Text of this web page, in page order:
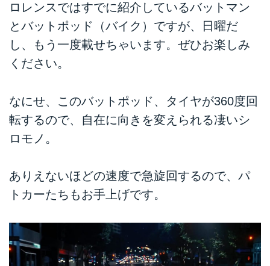
ロレンスではすでに紹介しているバットマン
とバットポッド（バイク）ですが、日曜だ
し、もう一度載せちゃいます。ぜひお楽しみ
ください。
なにせ、このバットポッド、タイヤが360度回
転するので、自在に向きを変えられる凄いシ
ロモノ。
ありえないほどの速度で急旋回するので、パ
トカーたちもお手上げです。